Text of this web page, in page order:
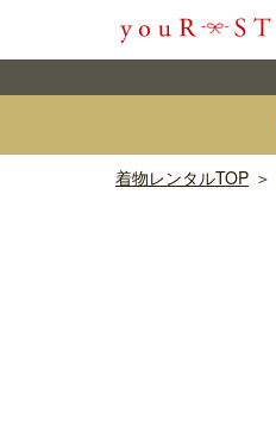
着物レンタルTOP